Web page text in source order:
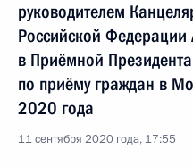
руководителем
Российской
в Приёмной
по приёму граждан в
2020 года
11 сентября 2020 года, 17:55